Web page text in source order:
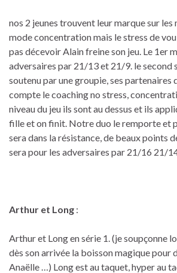
nos 2 jeunes trouvent leur marque sur les
mode concentration mais le stress de
pas décevoir Alain freine son jeu. Le 1er
adversaires par 21/13 et 21/9. le second
soutenu par une groupie, ses partenaires
compte le coaching no stress,
niveau du jeu ils sont au dessus et ils
fille et on finit. Notre duo le remporte et
sera dans la résistance, de beaux points
sera pour les adversaires par 21/16 21/
Arthur et Long :
Arthur et Long en série 1. (je soupçonne
dès son arrivée la boisson magique pour
Anaëlle …) Long est au taquet, hyper au